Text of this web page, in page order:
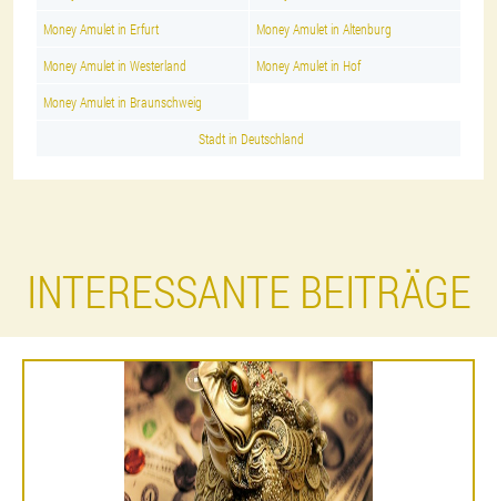
Money Amulet in Erfurt Money Amulet in Altenburg
Money Amulet in Westerland Money Amulet in Hof
Money Amulet in Braunschweig
Stadt in Deutschland
INTERESSANTE BEITRÄGE